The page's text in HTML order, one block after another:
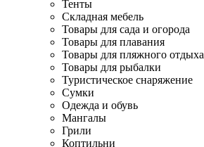
Тенты
Складная мебель
Товары для сада и огорода
Товары для плавания
Товары для пляжного отдыха
Товары для рыбалки
Туристическое снаряжение
Сумки
Одежда и обувь
Мангалы
Грили
Коптильни